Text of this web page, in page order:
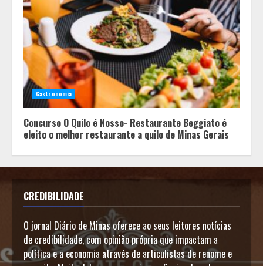
Gastronomia
Concurso O Quilo é Nosso- Restaurante Beggiato é
eleito o melhor restaurante a quilo de Minas Gerais
CREDIBILIDADE
O jornal Diário de Minas oferece ao seus leitores notícias
de credibilidade, com opinião própria que impactam a
política e a economia através de articulistas de renome e